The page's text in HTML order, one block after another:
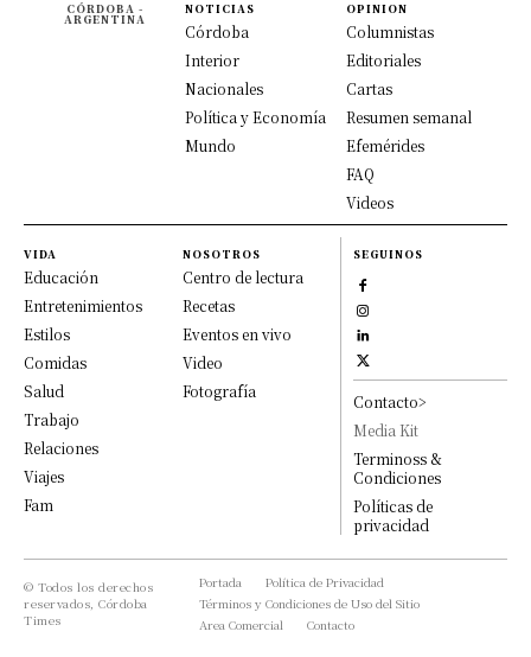
CÓRDOBA -
ARGENTINA
NOTICIAS
Córdoba
Interior
Nacionales
Política y Economía
Mundo
OPINION
Columnistas
Editoriales
Cartas
Resumen semanal
Efemérides
FAQ
Videos
VIDA
Educación
Entretenimientos
Estilos
Comidas
Salud
Trabajo
Relaciones
Viajes
Fam
NOSOTROS
Centro de lectura
Recetas
Eventos en vivo
Video
Fotografía
SEGUINOS
Contacto>
Media Kit
Terminoss &
Condiciones
Políticas de
privacidad
© Todos los derechos
reservados, Córdoba
Times
Portada
Política de Privacidad
Términos y Condiciones de Uso del Sitio
Area Comercial
Contacto